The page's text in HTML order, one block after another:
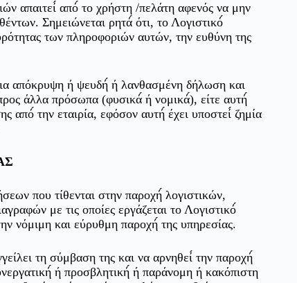
απαιτεί́ από́ το χρήστη /πελάτη αφενός να μην
Σημειώνεται ρητά́ ότι, το Λογιστικό́
των πληροφοριών αυτών, την ευθύνη της
απόκρυψη ή ψευδή́ ή λανθασμένη δήλωση και
άλλα πρόσωπα (φυσικά́ ή νομικά́), είτε αυτή́
από́ την εταιρία, εφόσον αυτή́ έχει υποστεί́ ζημία
που τίθενται στην παροχή́ λογιστικών,
με τις οποίες εργάζεται το Λογιστικό́
νόμιμη και εύρυθμη παροχή́ της υπηρεσίας.
τη σύμβαση της και να αρνηθεί́ την παροχή́
ή προσβλητική́ ή παράνομη ή κακόπιστη